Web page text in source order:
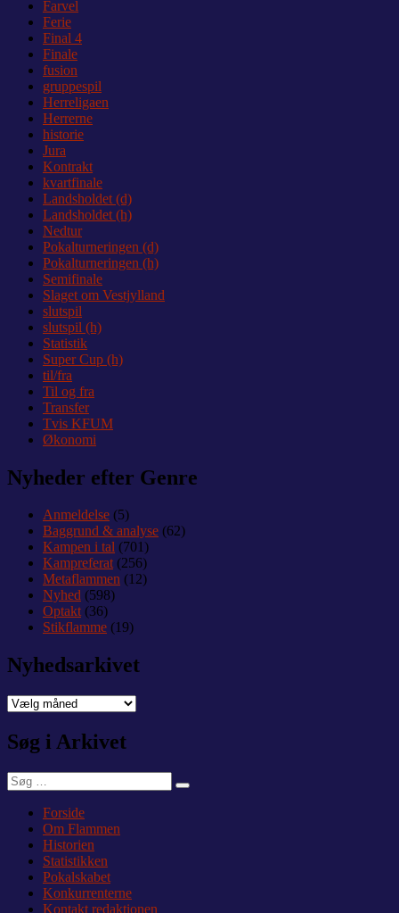
Farvel
Ferie
Final 4
Finale
fusion
gruppespil
Herreligaen
Herrerne
historie
Jura
Kontrakt
kvartfinale
Landsholdet (d)
Landsholdet (h)
Nedtur
Pokalturneringen (d)
Pokalturneringen (h)
Semifinale
Slaget om Vestjylland
slutspil
slutspil (h)
Statistik
Super Cup (h)
til/fra
Til og fra
Transfer
Tvis KFUM
Økonomi
Nyheder efter Genre
Anmeldelse (5)
Baggrund & analyse (62)
Kampen i tal (701)
Kampreferat(256)
Metaflammen (12)
Nyhed (598)
Optakt(36)
Stikflamme (19)
Nyhedsarkivet
Nyhedsarkivet
Søg i Arkivet
Søg
efter:
Søg
Forside
Om Flammen
Historien
Statistikken
Pokalskabet
Konkurrenterne
Kontakt redaktionen